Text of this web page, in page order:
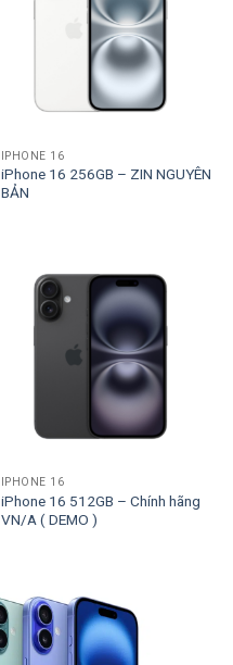
IPHONE 16
iPhone 16 256GB – ZIN NGUYÊN
BẢN
IPHONE 16
iPhone 16 512GB – Chính hãng
VN/A ( DEMO )